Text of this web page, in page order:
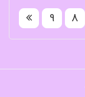
8
9